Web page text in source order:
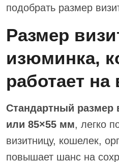
подобрать размер
Размер
изюминка,
работает
Стандартный размер
или 85×55 мм, легко
визитницу, кошелек,
повышает шанс на